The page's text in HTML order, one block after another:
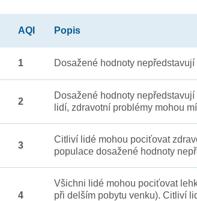
AQI Popis
1 Dosažené hodnoty
2
Dosažené hodnoty
lidí, zdravotní problémy mohou
3
Citliví lidé mohou pociťovat
populace dosažené hodnoty
4
Všichni lidé mohou pociťovat
při delším pobytu venku). Citliví